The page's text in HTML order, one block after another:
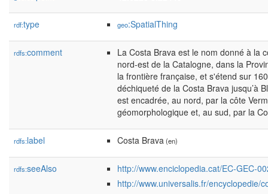
rdf:type geo:SpatialThing
rdfs:comment
La Costa Brava est le nom donné à la
nord-est de la Catalogne, dans la
la frontière française, et s'étend sur
déchiqueté de la Costa Brava jusqu’à
est encadrée, au nord, par la côte
géomorphologique et, au sud, par la
rdfs:label Costa Brava(en)
rdfs:seeAlso
http://www.enciclopedia.cat/EC-GEC-
http://www.universalis.fr/encyclopedie/